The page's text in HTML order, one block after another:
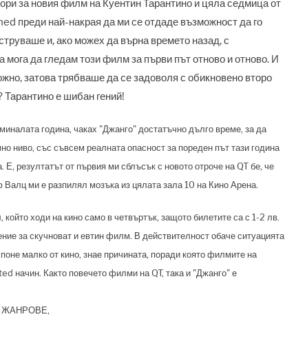
за новия филм на Куентин Тарантино и цяла седмица от
преди най-накрая да ми се отдаде възможност да го
и, ако можех да върна времето назад, с
да гледам този филм за първи път отново и отново. И
затова трябваше да се задоволя с обикновено второ
Тарантино е шибан гений!
година, чаках "Джанго" достатъчно дълго време, за да
ниво, със съвсем реалната опасност за пореден път тази година
Е, резултатът от първия ми сблъсък с новото отроче на QT бе, че
ми е разпилял мозъка из цялата зала 10 на Кино Арена.
ходи на кино само в четвъртък, защото билетите са с 1-2 лв.
за скучноват и евтин филм. В действителност обаче ситуацията
малко от кино, знае причината, поради която филмите на
начин. Както повечето филми на QT, така и "Джанго" е
ЖАНРОВЕ,